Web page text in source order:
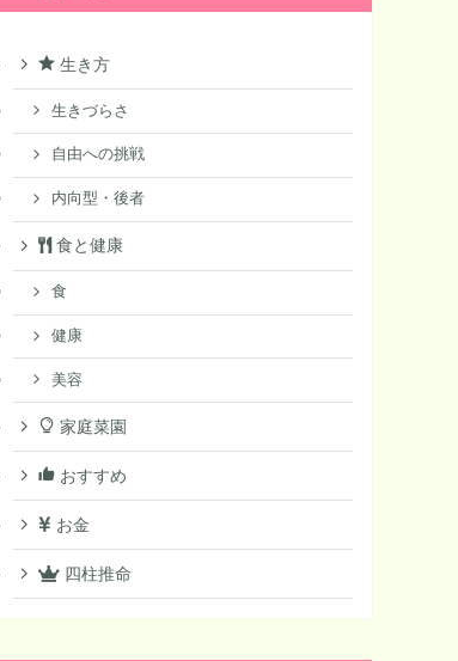
生き方
生きづらさ
自由への挑戦
内向型・後者
食と健康
食
健康
美容
家庭菜園
おすすめ
お金
四柱推命